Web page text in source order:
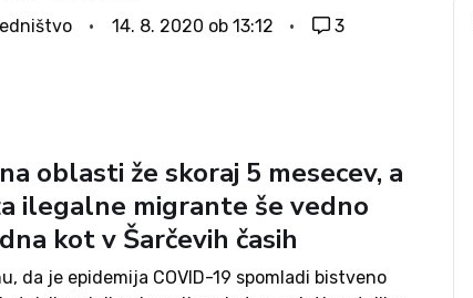
doživlja migrantski val prek Rokavskega preliva.
da se za odhod...
14. 8. 2020 ob 13:12 3
oblasti že skoraj 5 mesecev, a
ilegalne migrante še vedno
kot v Šarčevih časih
da je epidemija COVID-19 spomladi bistveno